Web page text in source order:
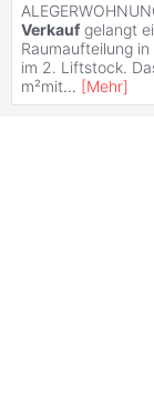
Verkauf gelangt
Raumaufteilung
im 2. Liftstock.
m²mit... [Mehr]